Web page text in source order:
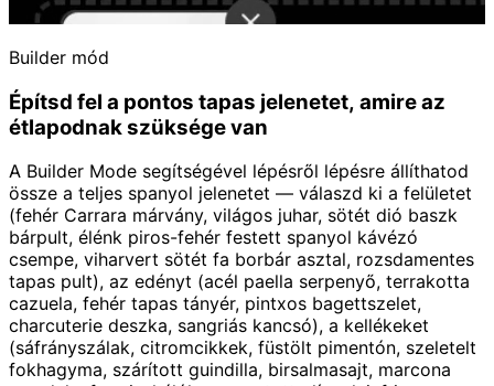
Builder mód
Építsd fel a pontos tapas jelenetet, amire az
étlapodnak szüksége van
A Builder Mode segítségével lépésről lépésre állíthatod
össze a teljes spanyol jelenetet — válaszd ki a felületet
(fehér Carrara márvány, világos juhar, sötét dió baszk
bárpult, élénk piros-fehér festett spanyol kávézó
csempe, viharvert sötét fa borbár asztal, rozsdamentes
tapas pult), az edényt (acél paella serpenyő, terrakotta
cazuela, fehér tapas tányér, pintxos bagettszelet,
charcuterie deszka, sangriás kancsó), a kellékeket
(sáfrányszálak, citromcikkek, füstölt pimentón, szeletelt
fokhagyma, szárított guindilla, birsalmasajt, marcona